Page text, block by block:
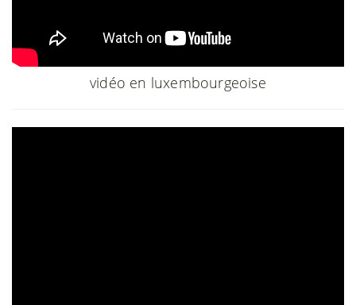
vidéo en luxembourgeoise